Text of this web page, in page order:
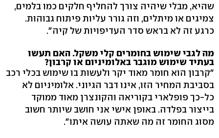
שהיא, מבלי שיהיה צורך להחליף חלקים כמו בלמים,
צמיגים או מיתלים, וזה גורר עליות פיתוח גבוהות.
כרגע זה לא בראש סדר העדיפויות של קיה".
מה לגבי שימוש בחומרים קלי משקל. האם תעשו
בעתיד שימוש מוגבר באלומיניום או קרבון?
"קרבון הוא חומר מאוד יקר ולעשות בו שימוש בכלי רכב
בסביבת המחיר הזו, אינו דבר הגיוני. אלומיניום לא
כל-כך פופלארי בקוריאה והקונצרן מאוד ממוקד
בייצור בפלדה. באופן אישי אני חושב שיותר חשוב
מסוג החומר זה מה שאתה עושה איתו".